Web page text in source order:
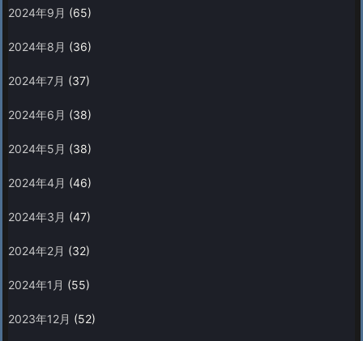
2024年9月 (65)
2024年8月 (36)
2024年7月 (37)
2024年6月 (38)
2024年5月 (38)
2024年4月 (46)
2024年3月 (47)
2024年2月 (32)
2024年1月 (55)
2023年12月 (52)